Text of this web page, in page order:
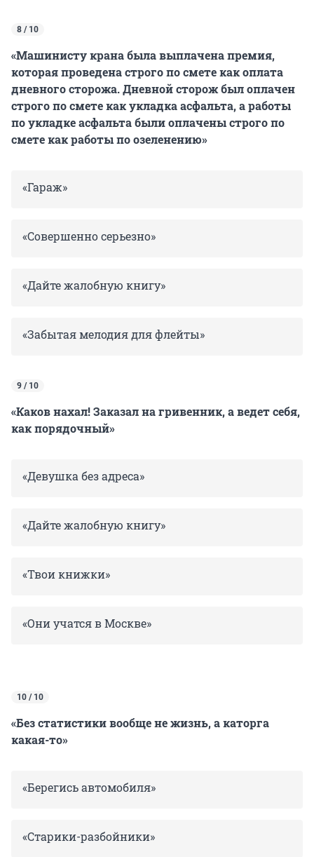
8 / 10
«Машинисту крана была выплачена премия,
которая проведена строго по смете как оплата
дневного сторожа. Дневной сторож был оплачен
строго по смете как укладка асфальта, а работы
по укладке асфальта были оплачены строго по
смете как работы по озеленению»
«Гараж»
«Совершенно серьезно»
«Дайте жалобную книгу»
«Забытая мелодия для флейты»
9 / 10
«Каков нахал! Заказал на гривенник, а ведет себя,
как порядочный»
«Девушка без адреса»
«Дайте жалобную книгу»
«Твои книжки»
«Они учатся в Москве»
10 / 10
«Без статистики вообще не жизнь, а каторга
какая-то»
«Берегись автомобиля»
«Старики-разбойники»